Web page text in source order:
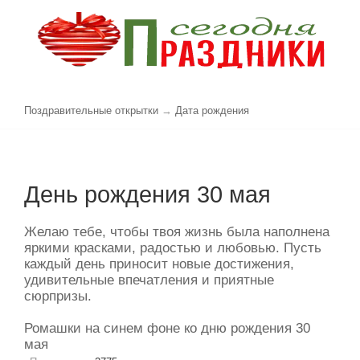
Поздравительные открытки → Дата рождения
День рождения 30 мая
Желаю тебе, чтобы твоя жизнь была наполнена
яркими красками, радостью и любовью. Пусть
каждый день приносит новые достижения,
удивительные впечатления и приятные
сюрпризы.
Ромашки на синем фоне ко дню рождения 30
мая